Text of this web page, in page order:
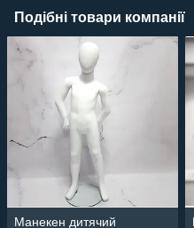
Подібні товари компанії
Манекен дитячий